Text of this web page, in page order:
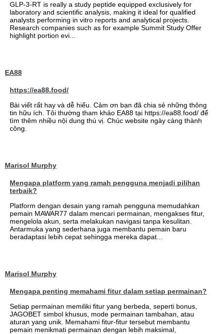
GLP-3-RT is really a study peptide equipped exclusively for
laboratory and scientific analysis, making it ideal for qualified
analysts performing in vitro reports and analytical projects.
Research companies such as for example Summit Study Offer
highlight portion evi...
EA88
https://ea88.food/
Bài viết rất hay và dễ hiểu. Cảm ơn bạn đã chia sẻ những thông
tin hữu ích. Tôi thường tham khảo EA88 tại https://ea88.food/ để
tìm thêm nhiều nội dung thú vị. Chúc website ngày càng thành
công.
Marisol Murphy
Mengapa platform yang ramah pengguna menjadi pilihan
terbaik?
Platform dengan desain yang ramah pengguna memudahkan
pemain MAWAR77 dalam mencari permainan, mengakses fitur,
mengelola akun, serta melakukan navigasi tanpa kesulitan.
Antarmuka yang sederhana juga membantu pemain baru
beradaptasi lebih cepat sehingga mereka dapat...
Marisol Murphy
Mengapa penting memahami fitur dalam setiap permainan?
Setiap permainan memiliki fitur yang berbeda, seperti bonus,
JAGOBET simbol khusus, mode permainan tambahan, atau
aturan yang unik. Memahami fitur-fitur tersebut membantu
pemain menikmati permainan dengan lebih maksimal,